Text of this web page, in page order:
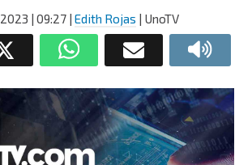
| 09:27 | Edith Rojas | UnoTV